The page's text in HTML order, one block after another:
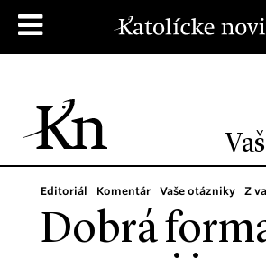
Editoriál Komentár Vaše otázniky Z
Dobrá